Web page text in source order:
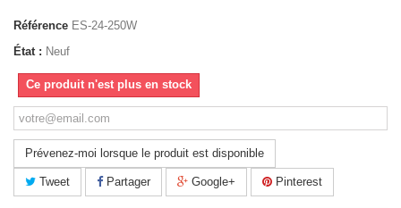
Référence ES-24-250W
État : Neuf
Ce produit n'est plus en stock
Prévenez-moi lorsque le produit est disponible
Tweet Partager Google+ Pinterest